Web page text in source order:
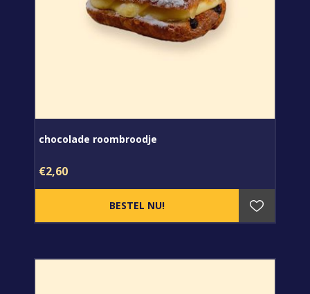
chocolade roombroodje
€2,60